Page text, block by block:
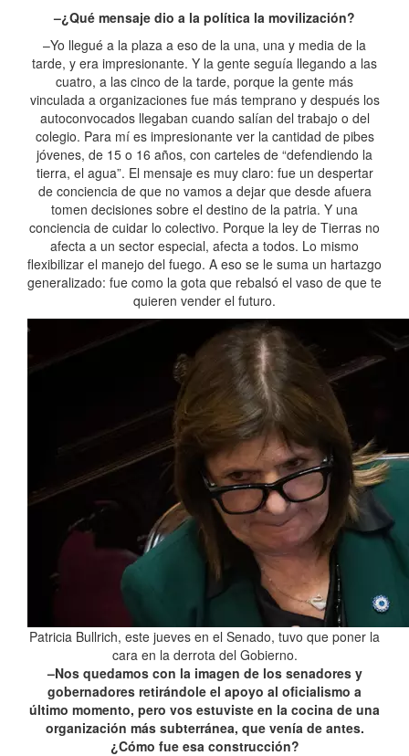
–¿Qué mensaje dio a la política la movilización?
–Yo llegué a la plaza a eso de la una, una y media de la
tarde, y era impresionante. Y la gente seguía llegando a las
cuatro, a las cinco de la tarde, porque la gente más
vinculada a organizaciones fue más temprano y después los
autoconvocados llegaban cuando salían del trabajo o del
colegio. Para mí es impresionante ver la cantidad de pibes
jóvenes, de 15 o 16 años, con carteles de “defendiendo la
tierra, el agua”. El mensaje es muy claro: fue un despertar
de conciencia de que no vamos a dejar que desde afuera
tomen decisiones sobre el destino de la patria. Y una
conciencia de cuidar lo colectivo. Porque la ley de Tierras no
afecta a un sector especial, afecta a todos. Lo mismo
flexibilizar el manejo del fuego. A eso se le suma un hartazgo
generalizado: fue como la gota que rebalsó el vaso de que te
quieren vender el futuro.
Patricia Bullrich, este jueves en el Senado, tuvo que poner la
cara en la derrota del Gobierno.
–Nos quedamos con la imagen de los senadores y
gobernadores retirándole el apoyo al oficialismo a
último momento, pero vos estuviste en la cocina de una
organización más subterránea, que venía de antes.
¿Cómo fue esa construcción?